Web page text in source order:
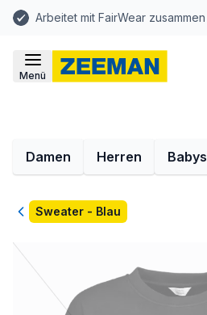
Arbeitet mit FairWear zusammen
Menü
Damen Herren Babys
ZurückSweater - Blau